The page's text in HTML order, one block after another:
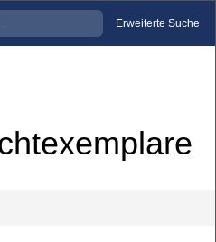
Erweiterte Suche